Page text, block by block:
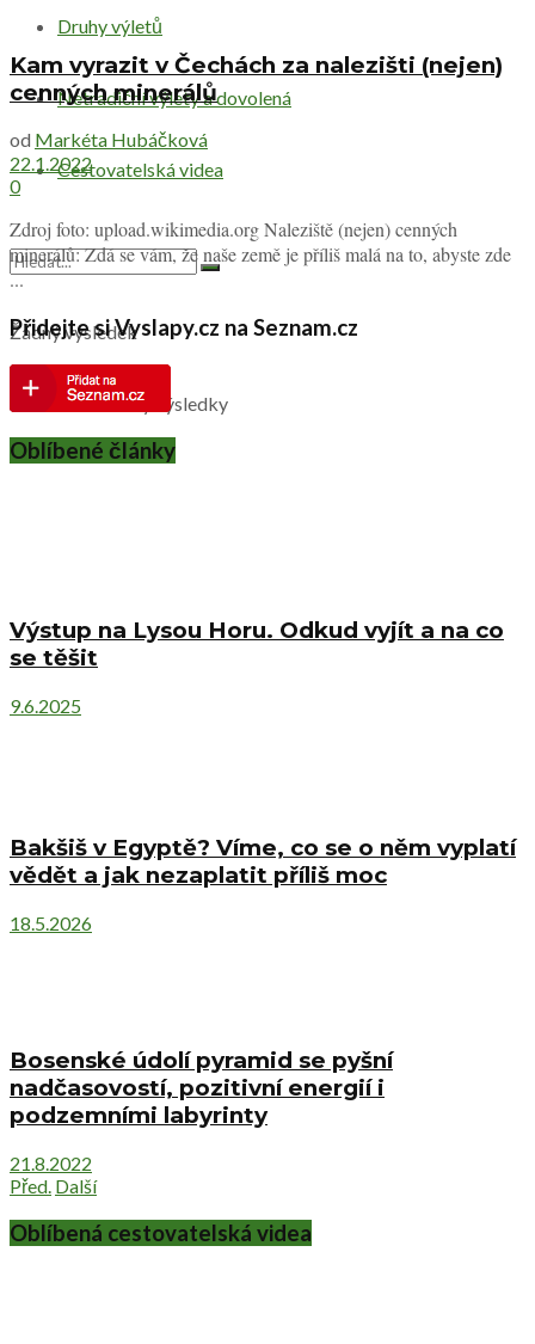
Druhy výletů
Netradiční výlety a dovolená
Cestovatelská videa
Žádný výsledek
Zobrazit všechny výsledky
Kam vyrazit v Čechách za nalezišti (nejen)
cenných minerálů
od Markéta Hubáčková
22.1.2022
0
Zdroj foto: upload.wikimedia.org Naleziště (nejen) cenných
minerálů: Zdá se vám, že naše země je příliš malá na to, abyste zde
...
Přidejte si Vyslapy.cz na Seznam.cz
Oblíbené články
Výstup na Lysou Horu. Odkud vyjít a na co
se těšit
9.6.2025
Bakšiš v Egyptě? Víme, co se o něm vyplatí
vědět a jak nezaplatit příliš moc
18.5.2026
Bosenské údolí pyramid se pyšní
nadčasovostí, pozitivní energií i
podzemními labyrinty
21.8.2022
Před. Další
Oblíbená cestovatelská videa